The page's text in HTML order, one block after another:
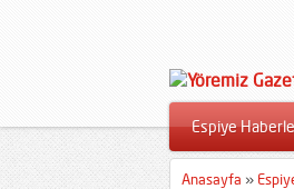
Espiye
Anasayfa »